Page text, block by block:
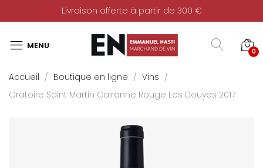
Livraison offerte à partir de 300 €
0
Accueil Boutique en ligne
Vins
Oratoire Saint Martin Cairanne Rouge Les Douyes 2017